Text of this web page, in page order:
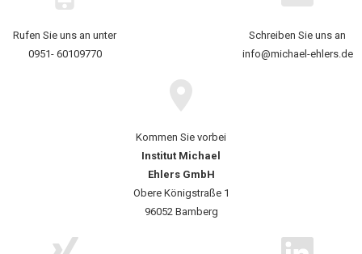
Rufen Sie uns an unter
0951- 60109770
Schreiben Sie uns an
info@michael-ehlers.de
Kommen Sie vorbei
Institut Michael
Ehlers GmbH
Obere Königstraße 1
96052 Bamberg